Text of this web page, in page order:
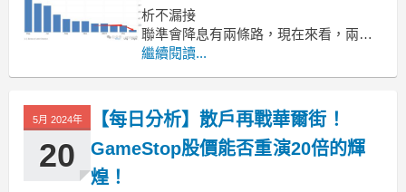
析不漏接
聯準會降息有兩條路，現在來看，兩條
路貌似都走得通！
是CPI還是核心CPI表現均符合市場預
期，全面低於前值。僵持了4個月之久的
核心通膨率從上個月3.8%降至3.6%，再
繼續閱讀...
5月 2024年
20
【每日分析】散戶再戰華爾街！
GameStop股價能否重演20倍的輝
煌！